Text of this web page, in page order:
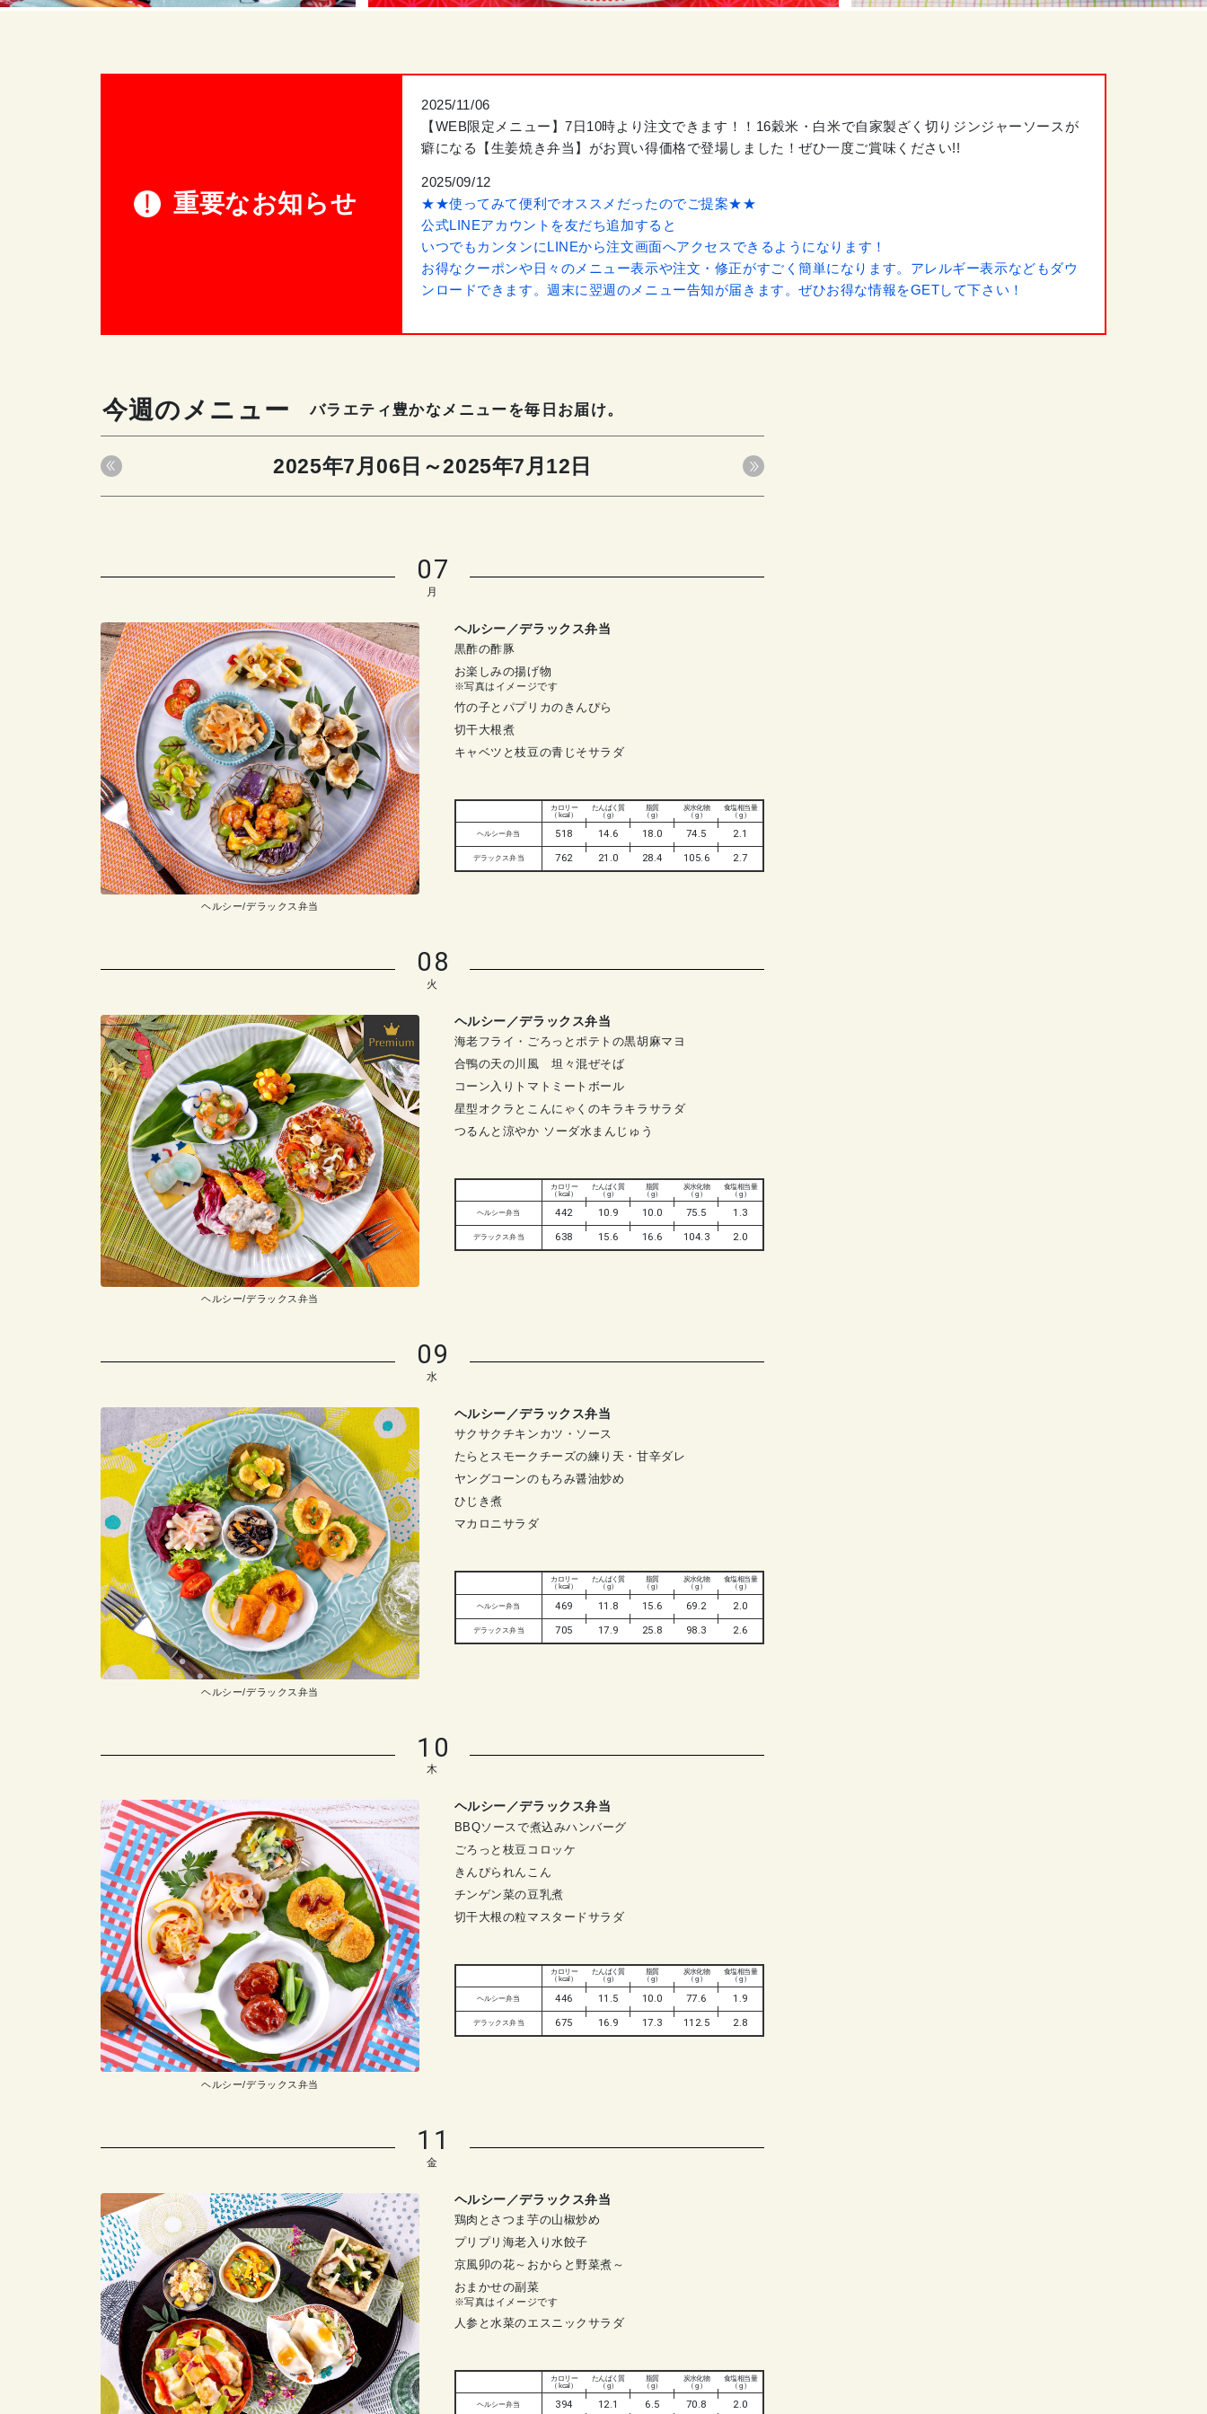
重要なお知らせ
2025/11/06
【WEB限定メニュー】7日10時より注文できます！！16穀米・白米で自家製ざく切りジンジャーソースが
癖になる【生姜焼き弁当】がお買い得価格で登場しました！ぜひ一度ご賞味ください!!
2025/09/12
★★使ってみて便利でオススメだったのでご提案★★
公式LINEアカウントを友だち追加すると
いつでもカンタンにLINEから注文画面へアクセスできるようになります！
お得なクーポンや日々のメニュー表示や注文・修正がすごく簡単になります。アレルギー表示などもダウ
ンロードできます。週末に翌週のメニュー告知が届きます。ぜひお得な情報をGETして下さい！
今週のメニュー バラエティ豊かなメニューを毎日お届け。
2025年7月06日～2025年7月12日
07
月
ヘルシー/デラックス弁当
ヘルシー／デラックス弁当
黒酢の酢豚
お楽しみの揚げ物
※写真はイメージです
竹の子とパプリカのきんぴら
切干大根煮
キャベツと枝豆の青じそサラダ
カロリー
（ kcal ）
たんぱく質
（ g ）
脂質
（ g ）
炭水化物
（ g ）
食塩相当量
（ g ）
ヘルシー弁当 518 14.6 18.0 74.5 2.1
デラックス弁当 762 21.0 28.4 105.6 2.7
08
火
ヘルシー/デラックス弁当
ヘルシー／デラックス弁当
海老フライ・ごろっとポテトの黒胡麻マヨ
合鴨の天の川風 坦々混ぜそば
コーン入りトマトミートボール
星型オクラとこんにゃくのキラキラサラダ
つるんと涼やか ソーダ水まんじゅう
カロリー
（ kcal ）
たんぱく質
（ g ）
脂質
（ g ）
炭水化物
（ g ）
食塩相当量
（ g ）
ヘルシー弁当 442 10.9 10.0 75.5 1.3
デラックス弁当 638 15.6 16.6 104.3 2.0
09
水
ヘルシー/デラックス弁当
ヘルシー／デラックス弁当
サクサクチキンカツ・ソース
たらとスモークチーズの練り天・甘辛ダレ
ヤングコーンのもろみ醤油炒め
ひじき煮
マカロニサラダ
カロリー
（ kcal ）
たんぱく質
（ g ）
脂質
（ g ）
炭水化物
（ g ）
食塩相当量
（ g ）
ヘルシー弁当 469 11.8 15.6 69.2 2.0
デラックス弁当 705 17.9 25.8 98.3 2.6
10
木
ヘルシー/デラックス弁当
ヘルシー／デラックス弁当
BBQソースで煮込みハンバーグ
ごろっと枝豆コロッケ
きんぴられんこん
チンゲン菜の豆乳煮
切干大根の粒マスタードサラダ
カロリー
（ kcal ）
たんぱく質
（ g ）
脂質
（ g ）
炭水化物
（ g ）
食塩相当量
（ g ）
ヘルシー弁当 446 11.5 10.0 77.6 1.9
デラックス弁当 675 16.9 17.3 112.5 2.8
11
金
ヘルシー／デラックス弁当
鶏肉とさつま芋の山椒炒め
プリプリ海老入り水餃子
京風卯の花～おからと野菜煮～
おまかせの副菜
※写真はイメージです
人参と水菜のエスニックサラダ
カロリー
（ kcal ）
たんぱく質
（ g ）
脂質
（ g ）
炭水化物
（ g ）
食塩相当量
（ g ）
ヘルシー弁当 394 12.1 6.5 70.8 2.0